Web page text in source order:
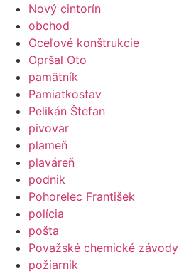
Nový cintorín
obchod
Oceľové konštrukcie
Opršal Oto
pamätník
Pamiatkostav
Pelikán Štefan
pivovar
plameň
plaváreň
podnik
Pohorelec František
polícia
pošta
Považské chemické závody
požiarnik